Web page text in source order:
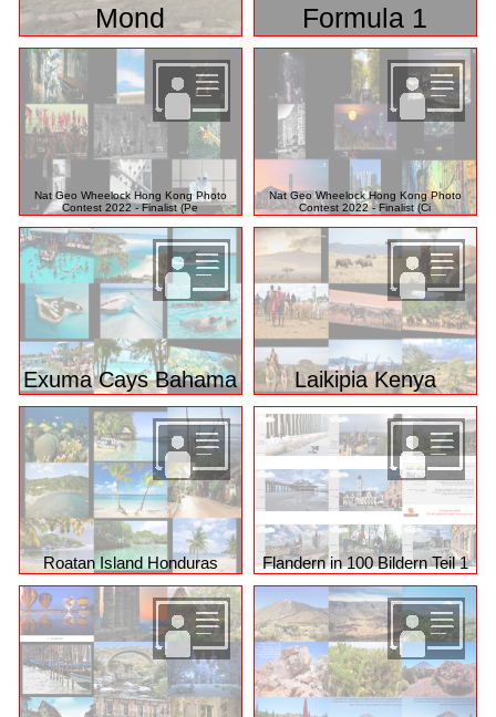
Mond Formula 1
Nat Geo Wheelock Hong Kong Photo
Contest 2022 - Finalist (Pe
Nat Geo Wheelock Hong Kong Photo
Contest 2022 - Finalist (Ci
Exuma Cays Bahama Laikipia Kenya
Roatan Island Honduras Flandern in 100 Bildern Teil 1